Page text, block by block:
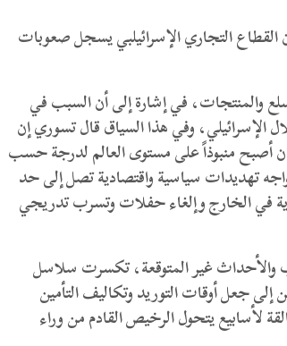
التجاري الإسرائيلبي يسجل صعوبات
والمنتجات، في إشارة إلى أن السبب في
الإسرائيلي، وفي هذا السياق قال تسوري إن
أصبح منبوذاً على مستوى العالم لدرجة حسب
تهديدات سياسية واقتصادية تصل إلى حد
في الخارج وإلغاء حفلات وتسرب تدريجي
والأحداث غير المتوقعة، تكسرت سلاسل
إلى جعل أوقات التوريد وتكاليف التأمين
لأسابيع يتحول الرخيص القادم من وراء